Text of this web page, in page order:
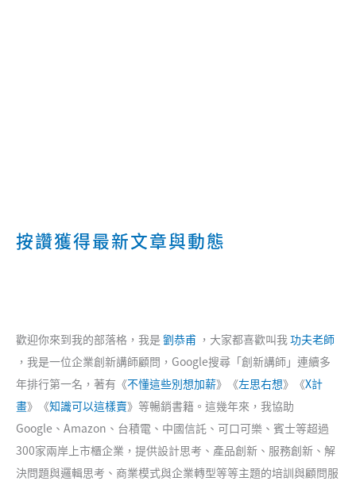
按讚獲得最新文章與動態
歡迎你來到我的部落格，我是 劉恭甫 ，大家都喜歡叫我功夫老師
，我是一位企業創新講師顧問，Google搜尋「創新講師」連續多
年排行第一名，著有《不懂這些別想加薪》《左思右想》《X計
畫》《知識可以這樣賣》等暢銷書籍。這幾年來，我協助
Google、Amazon、台積電、中國信託、可口可樂、賓士等超過
300家兩岸上市櫃企業，提供設計思考、產品創新、服務創新、解
決問題與邏輯思考、商業模式與企業轉型等等主題的培訓與顧問服